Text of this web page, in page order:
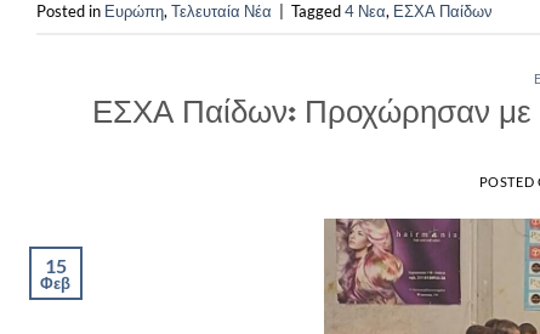
Posted in Ευρώπη, Τελευταία Νέα Tagged4 Νεα, ΕΣΧΑ Παίδων
ΕΣΧΑ Παίδων: Προχώρησαν με
POSTED
15
Φεβ